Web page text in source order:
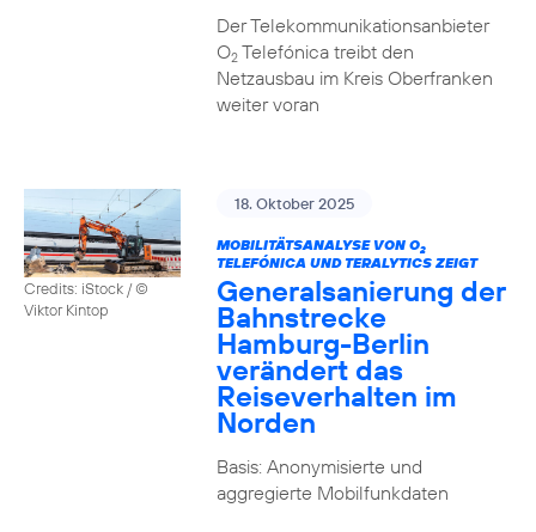
Der Telekommunikationsanbieter
O2Telefónica treibt den
Netzausbau im Kreis Oberfranken
weiter voran
Credits: iStock / ©
Viktor Kintop
18. Oktober 2025
MOBILITÄTSANALYSE VON O2
TELEFÓNICA UND TERALYTICS ZEIGT
Generalsanierung der
Bahnstrecke
Hamburg-Berlin
verändert das
Reiseverhalten im
Norden
Basis: Anonymisierte und
aggregierte Mobilfunkdaten